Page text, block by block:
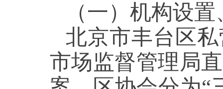
（一）机构设置
北京市丰台区
市场监督管理局